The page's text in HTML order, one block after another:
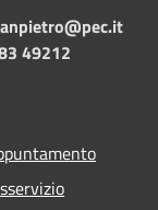
49212